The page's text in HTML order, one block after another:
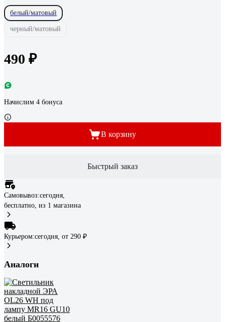
белый/матовый
черный/матовый
490 ₽
Начислим 4 бонуса
В корзину
Быстрый заказ
Самовывоз:сегодня,
бесплатно, из 1 магазина
Курьером:сегодня, от 290 ₽
Аналоги